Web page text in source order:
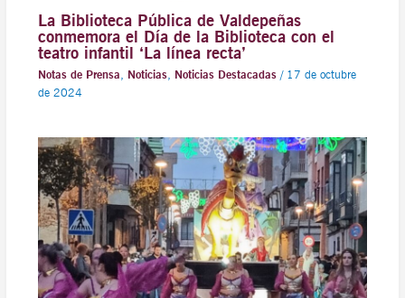
La Biblioteca Pública de Valdepeñas
conmemora el Día de la Biblioteca con el
teatro infantil ‘La línea recta’
Notas de Prensa, Noticias, Noticias Destacadas/ 17 de octubre
de 2024